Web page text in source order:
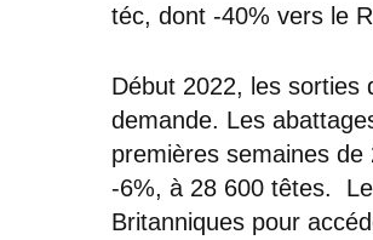
téc, dont -40% vers le
Début 2022, les sorties
demande. Les
premières semaines
-6%, à 28 600 têtes.
Britanniques pour